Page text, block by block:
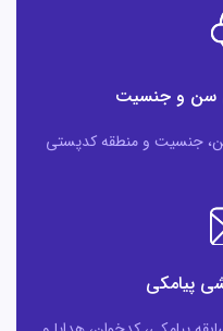
سن و جنسیت
جنسیت و منطقه کدپستی
پیامکی